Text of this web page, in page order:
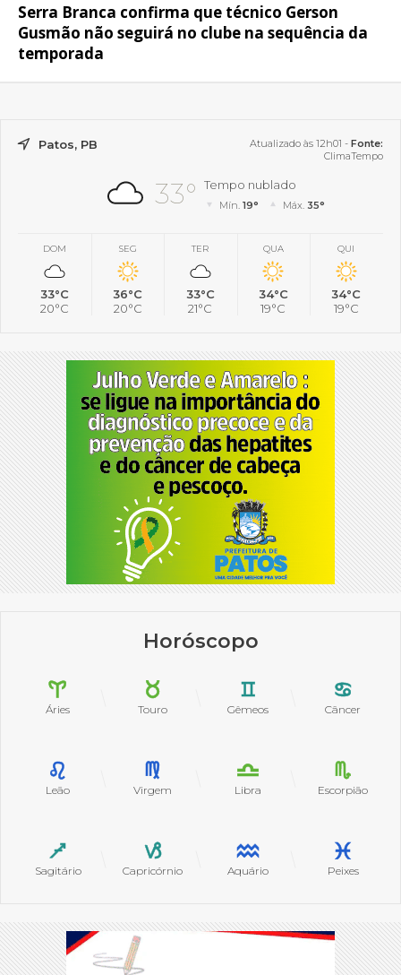
Serra Branca confirma que técnico Gerson
Gusmão não seguirá no clube na sequência da
temporada
Patos, PB Atualizado às 12h01 - Fonte:
ClimaTempo
33° Tempo nublado
Mín.19° Máx. 35°
DOM
33°C
20°C
SEG
36°C
20°C
TER
33°C
21°C
QUA
34°C
19°C
QUI
34°C
19°C
Horóscopo
Áries Touro Gêmeos Câncer
Leão Virgem Libra Escorpião
Sagitário Capricórnio Aquário Peixes